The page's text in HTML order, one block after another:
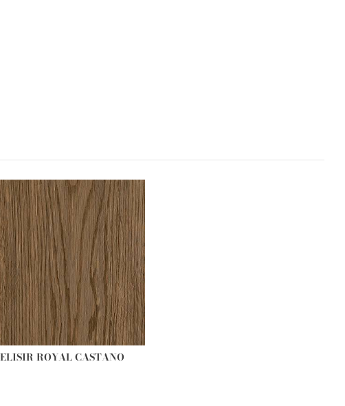
ELISIR ROYAL CASTANO